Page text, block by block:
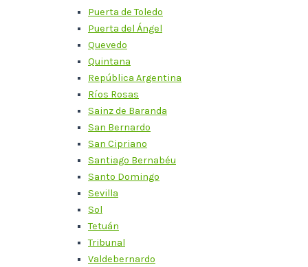
Puerta de Toledo
Puerta del Ángel
Quevedo
Quintana
República Argentina
Ríos Rosas
Sainz de Baranda
San Bernardo
San Cipriano
Santiago Bernabéu
Santo Domingo
Sevilla
Sol
Tetuán
Tribunal
Valdebernardo